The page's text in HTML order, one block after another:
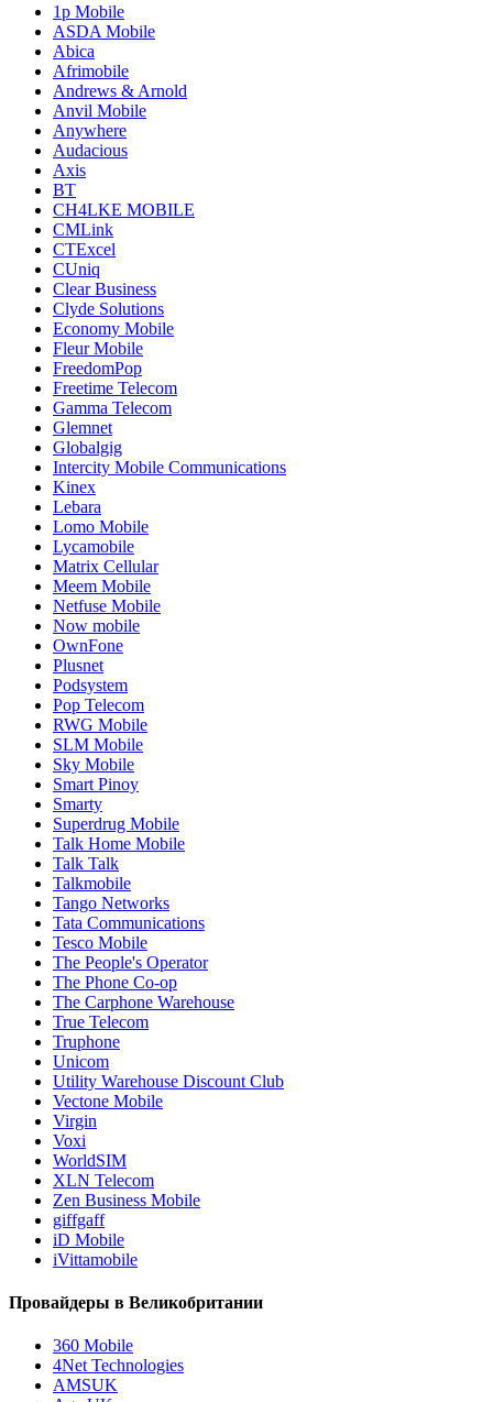
1p Mobile
ASDA Mobile
Abica
Afrimobile
Andrews & Arnold
Anvil Mobile
Anywhere
Audacious
Axis
BT
CH4LKE MOBILE
CMLink
CTExcel
CUniq
Clear Business
Clyde Solutions
Economy Mobile
Fleur Mobile
FreedomPop
Freetime Telecom
Gamma Telecom
Glemnet
Globalgig
Intercity Mobile Communications
Kinex
Lebara
Lomo Mobile
Lycamobile
Matrix Cellular
Meem Mobile
Netfuse Mobile
Now mobile
OwnFone
Plusnet
Podsystem
Pop Telecom
RWG Mobile
SLM Mobile
Sky Mobile
Smart Pinoy
Smarty
Superdrug Mobile
Talk Home Mobile
Talk Talk
Talkmobile
Tango Networks
Tata Communications
Tesco Mobile
The People's Operator
The Phone Co-op
The Carphone Warehouse
True Telecom
Truphone
Unicom
Utility Warehouse Discount Club
Vectone Mobile
Virgin
Voxi
WorldSIM
XLN Telecom
Zen Business Mobile
giffgaff
iD Mobile
iVittamobile
Провайдеры в Великобритании
360 Mobile
4Net Technologies
AMSUK